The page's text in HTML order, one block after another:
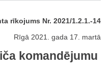
rīkojums Nr. 2021/1.2.1.-14
Rīgā 2021. gada 17. martā
komandējumu